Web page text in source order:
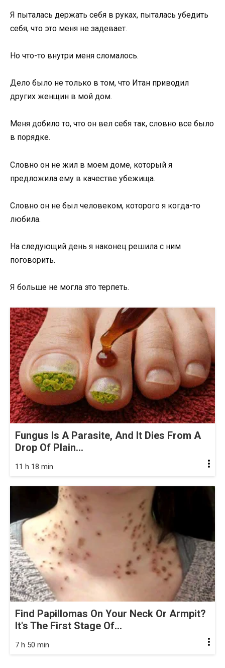
Я пыталась держать себя в руках, пыталась убедить
себя, что это меня не задевает.
Но что-то внутри меня сломалось.
Дело было не только в том, что Итан приводил
других женщин в мой дом.
Меня добило то, что он вел себя так, словно все было
в порядке.
Словно он не жил в моем доме, который я
предложила ему в качестве убежища.
Словно он не был человеком, которого я когда-то
любила.
На следующий день я наконец решила с ним
поговорить.
Я больше не могла это терпеть.
Fungus Is A Parasite, And It Dies From A
Drop Of Plain...
11 h 18 min
Find Papillomas On Your Neck Or Armpit?
It's The First Stage Of...
7 h 50 min